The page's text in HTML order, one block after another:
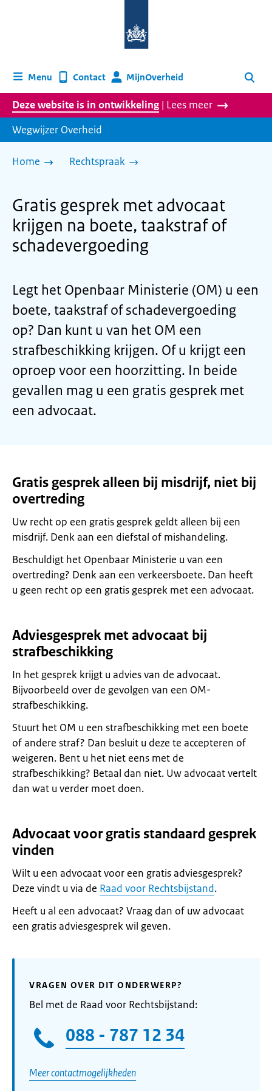
homepage
Menu Contact MijnOverheid Zoeken
Deze website is in ontwikkeling | Lees meer
Wegwijzer Overheid
Home Rechtspraak
Gratis gesprek met advocaat
krijgen na boete, taakstraf of
schadevergoeding
Legt het Openbaar Ministerie (OM) u een
boete, taakstraf of schadevergoeding
op? Dan kunt u van het OM een
strafbeschikking krijgen. Of u krijgt een
oproep voor een hoorzitting. In beide
gevallen mag u een gratis gesprek met
een advocaat.
Gratis gesprek alleen bij misdrijf, niet bij
overtreding
Uw recht op een gratis gesprek geldt alleen bij een
misdrijf. Denk aan een diefstal of mishandeling.
Beschuldigt het Openbaar Ministerie u van een
overtreding? Denk aan een verkeersboete. Dan heeft
u geen recht op een gratis gesprek met een advocaat.
Adviesgesprek met advocaat bij
strafbeschikking
In het gesprek krijgt u advies van de advocaat.
Bijvoorbeeld over de gevolgen van een OM-
strafbeschikking.
Stuurt het OM u een strafbeschikking met een boete
of andere straf? Dan besluit u deze te accepteren of
weigeren. Bent u het niet eens met de
strafbeschikking? Betaal dan niet. Uw advocaat vertelt
dan wat u verder moet doen.
Advocaat voor gratis standaard gesprek
vinden
Wilt u een advocaat voor een gratis adviesgesprek?
Deze vindt u via de Raad voor Rechtsbijstand.
Heeft u al een advocaat? Vraag dan of uw advocaat
een gratis adviesgesprek wil geven.
VRAGEN OVER DIT ONDERWERP?
Bel met de Raad voor Rechtsbijstand:
088 - 787 12 34
Meer contactmogelijkheden